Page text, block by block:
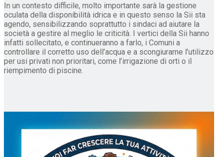
In un contesto difficile, molto importante sarà la gestione
oculata della disponibilità idrica e in questo senso la Sii sta
agendo, sensibilizzando soprattutto i sindaci ad aiutare la
società a gestire al meglio le criticità. I vertici della Sii hanno
infatti sollecitato, e continueranno a farlo, i Comuni a
controllare il corretto uso dell’acqua e a scongiurarne l’utilizzo
per usi privati non prioritari, come l’irrigazione di orti o il
riempimento di piscine.